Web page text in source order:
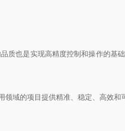
也是实现高精度控制和操作的基
域的项目提供精准、稳定、高效和